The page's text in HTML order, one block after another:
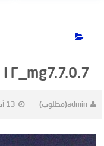
mg7.7.0.7_٢٠٢٠١٠١٢_٠٢٣٦٢٠_0
admin(مطلوب) 13 أكتوبر، 2020